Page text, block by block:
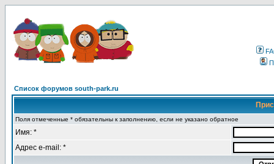
Список форумов south-park.ru
Поля отмеченные * обязательны к заполнению, если не указано обратное
Имя: *
Адрес e-mail: *